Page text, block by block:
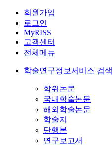
회원가입
로그인
MyRISS
고객센터
전체메뉴
학술연구정보서비스 검색
학위논문
국내학술논문
해외학술논문
학술지
단행본
연구보고서